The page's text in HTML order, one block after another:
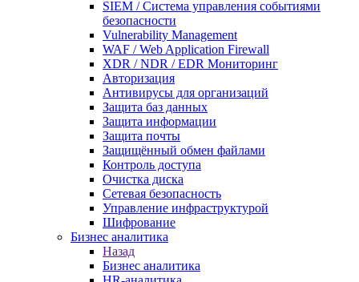
SIEM / Система управления событиями
безопасности
Vulnerability Management
WAF / Web Application Firewall
XDR / NDR / EDR Мониторинг
Авторизация
Антивирусы для организаций
Защита баз данных
Защита информации
Защита почты
Защищённый обмен файлами
Контроль доступа
Очистка диска
Сетевая безопасность
Управление инфраструктурой
Шифрование
Бизнес аналитика
Назад
Бизнес аналитика